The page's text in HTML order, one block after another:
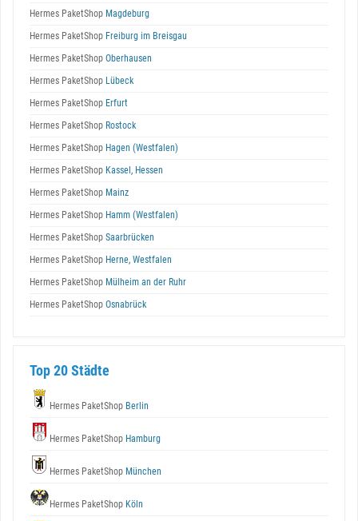
Hermes PaketShop Magdeburg
Hermes PaketShop Freiburg im Breisgau
Hermes PaketShop Oberhausen
Hermes PaketShop Lübeck
Hermes PaketShop Erfurt
Hermes PaketShop Rostock
Hermes PaketShop Hagen (Westfalen)
Hermes PaketShop Kassel, Hessen
Hermes PaketShop Mainz
Hermes PaketShop Hamm (Westfalen)
Hermes PaketShop Saarbrücken
Hermes PaketShop Herne, Westfalen
Hermes PaketShop Mülheim an der Ruhr
Hermes PaketShop Osnabrück
Top 20 Städte
Hermes PaketShop Berlin
Hermes PaketShop Hamburg
Hermes PaketShop München
Hermes PaketShop Köln